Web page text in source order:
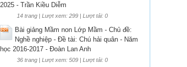
2025 - Trần Kiều Diễm
14 trang | Lượt xem: 299 | Lượt tải: 0
Bài giảng Mầm non Lớp Mầm - Chủ đề:
Nghề nghiệp - Đề tài: Chú hải quân - Năm
học 2016-2017 - Đoàn Lan Anh
36 trang | Lượt xem: 509 | Lượt tải: 0